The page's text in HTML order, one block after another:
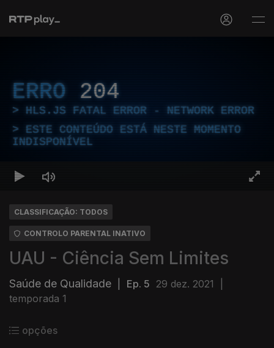
ERRO 204
HLS.JS FATAL ERROR - NETWORK ERROR
ESTE CONTEÚDO ESTÁ NESTE MOMENTO
INDISPONÍVEL
CLASSIFICAÇÃO: TODOS
CONTROLO PARENTAL INATIVO
UAU - Ciência Sem Limites
Saúde de Qualidade Ep. 5 29 dez. 2021
temporada 1
opções